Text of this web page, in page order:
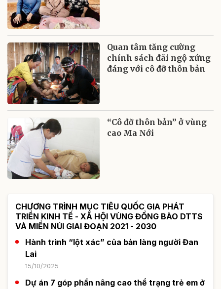
Quan tâm tăng cường
chính sách đãi ngộ xứng
đáng với cô đỡ thôn bản
“Cô đỡ thôn bản” ở vùng
cao Ma Nới
CHƯƠNG TRÌNH MỤC TIÊU QUỐC GIA PHÁT
TRIỂN KINH TẾ - XÃ HỘI VÙNG ĐỒNG BÀO DTTS
VÀ MIỀN NÚI GIAI ĐOẠN 2021 - 2030
Hành trình “lột xác” của bản làng người Đan
Lai
15/10/2025
Dự án 7 góp phần nâng cao thể trạng trẻ em ở